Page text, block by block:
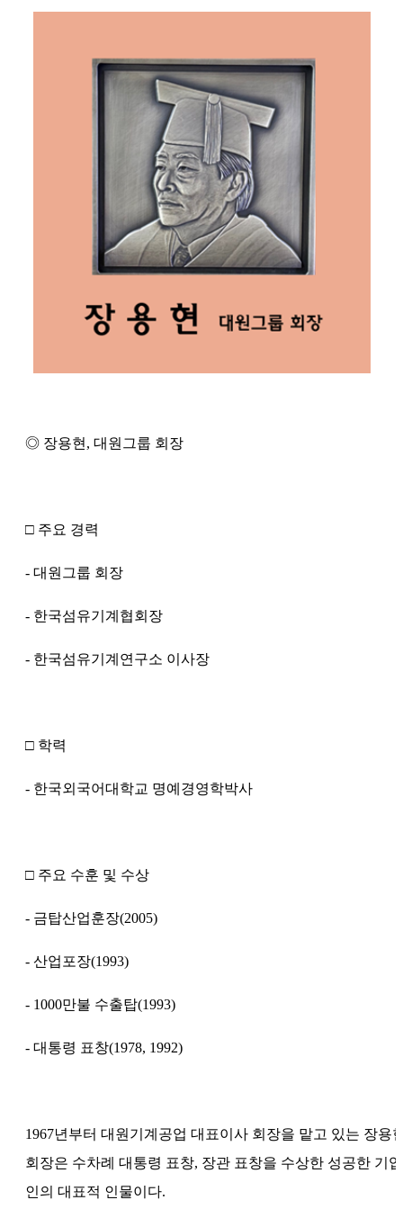
◎ 장용현, 대원그룹 회장
□ 주요 경력
- 대원그룹 회장
- 한국섬유기계협회장
- 한국섬유기계연구소 이사장
□ 학력
- 한국외국어대학교 명예경영학박사
□ 주요 수훈 및 수상
- 금탑산업훈장(2005)
- 산업포장(1993)
- 1000만불 수출탑(1993)
- 대통령 표창(1978, 1992)
1967년부터 대원기계공업 대표이사 회장을 맡고 있는 장용
회장은 수차례 대통령 표창, 장관 표창을 수상한 성공한 기업
인의 대표적 인물이다.